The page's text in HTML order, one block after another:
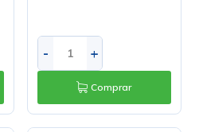
- +
Comprar